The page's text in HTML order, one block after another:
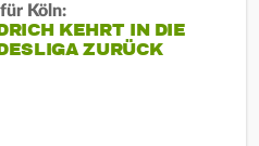
Köln:
KEHRT IN DIE
ZURÜCK